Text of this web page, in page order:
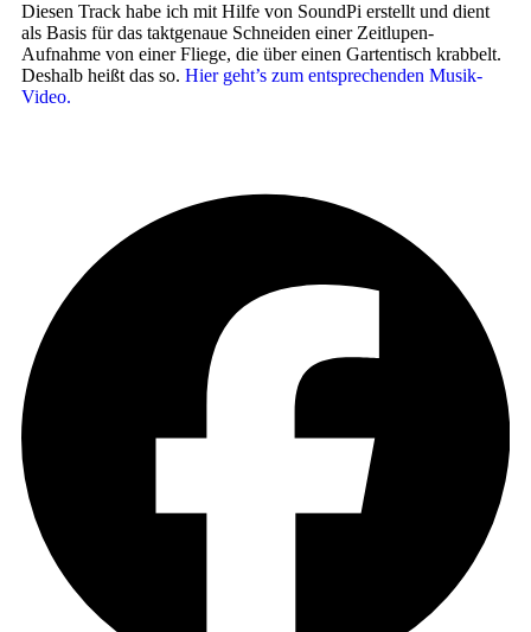
Die­sen Track habe ich mit Hil­fe von Sound­Pi erstellt und dient
als Basis für das takt­ge­naue Schnei­den einer Zeitlupen-
Aufnahme von einer Flie­ge, die über einen Gar­ten­tisch krab­belt.
Des­halb heißt das so. Hier geht’s zum ent­spre­chen­den Musik-
Video.